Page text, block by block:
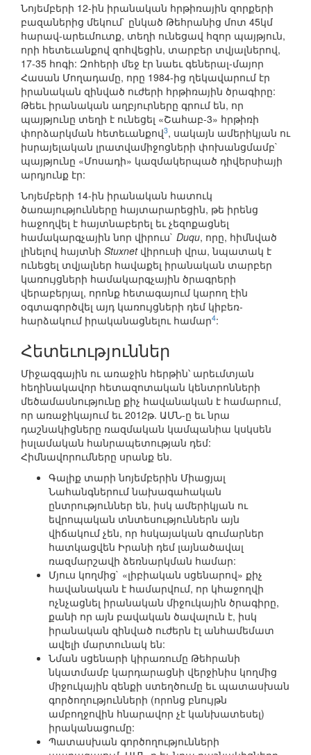
Նոյեմբերի 12-ին իրանական հրթիռային զորքերի
բազաներից մեկում` ընկած Թեհրանից մոտ 45կմ
հարավ-արեւմուտք, տեղի ունեցավ հզոր պայթյուն,
որի հետեւանքով զոհվեցին, տարբեր տվյալներով,
17-35 հոգի: Զոհերի մեջ էր նաեւ գեներալ-մայոր
Հասան Մողադամը, որը 1984-ից ղեկավարում էր
իրանական զինված ուժերի հրթիռային ծրագիրը:
Թեեւ իրանական աղբյուրները գրում են, որ
պայթյունը տեղի է ունեցել «Շահաբ-3» հրթիռի
փորձարկման հետեւանքով3, սակայն ամերիկյան ու
իսրայելական լրատվամիջոցների փոխանցմամբ`
պայթյունը «Մոսադի» կազմակերպած դիվերսիայի
արդյունք էր:
Նոյեմբերի 14-ին իրանական հատուկ
ծառայությունները հայտարարեցին, թե իրենց
հաջողվել է հայտնաբերել եւ չեզոքացնել
համակարգչային նոր վիրուս` Duqu, որը, հիմնված
լինելով հայտնի Stuxnetվիրուսի վրա, նպատակ է
ունեցել տվյալներ հավաքել իրանական տարբեր
կառույցների համակարգչային ծրագրերի
վերաբերյալ, որոնք հետագայում կարող էին
օգտագործվել այդ կառույցների դեմ կիբեռ-
հարձակում իրականացնելու համար4:
Հետեւություններ
Միջազգային ու առաջին հերթին՝ արեւմտյան
հեղինակավոր հետազոտական կենտրոնների
մեծամասնությունը քիչ հավանական է համարում,
որ առաջիկայում եւ 2012թ. ԱՄՆ-ը եւ նրա
դաշնակիցները ռազմական կամպանիա կսկսեն
իսլամական հանրապետության դեմ:
Հիմնավորումները սրանք են.
Գալիք տարի նոյեմբերին Միացյալ
Նահանգներում նախագահական
ընտրություններ են, իսկ ամերիկյան ու
եվրոպական տնտեսություններն այն
վիճակում չեն, որ հսկայական գումարներ
հատկացվեն Իրանի դեմ լայնածավալ
ռազմարշավի ձեռնարկման համար:
Մյուս կողմից` «լիբիական սցենարով» քիչ
հավանական է համարվում, որ կհաջողվի
ոչնչացնել իրանական միջուկային ծրագիրը,
քանի որ այն բավական ծավալուն է, իսկ
իրանական զինված ուժերն էլ անհամեմատ
ավելի մարտունակ են:
Նման սցենարի կիրառումը Թեհրանի
նկատմամբ կարդարացնի վերջինիս կողմից
միջուկային զենքի ստեղծումը եւ պատասխան
գործողությունների (որոնց բնույթն
ամբողջովին հնարավոր չէ կանխատեսել)
իրականացումը:
Պատասխան գործողությունների